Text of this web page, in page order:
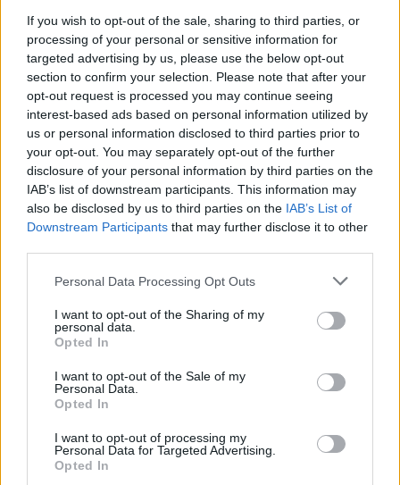
If you wish to opt-out of the sale, sharing to third parties, or
processing of your personal or sensitive information for
targeted advertising by us, please use the below opt-out
section to confirm your selection. Please note that after your
opt-out request is processed you may continue seeing
interest-based ads based on personal information utilized by
us or personal information disclosed to third parties prior to
your opt-out. You may separately opt-out of the further
disclosure of your personal information by third parties on the
IAB’s list of downstream participants. This information may
also be disclosed by us to third parties on the IAB’s List of
Downstream Participants that may further disclose it to other
Please note that this website/app uses one or more Google
not limited to your visit or usage behaviour. You may click to
grant or deny consent to Google and its third-party tags to
use your data for below specified purposes in below Google
consent section.
Personal Data Processing Opt Outs
I want to opt-out of the Sharing of my
personal data.
Opted In
I want to opt-out of the Sale of my
Personal Data.
Opted In
I want to opt-out of processing my
Personal Data for Targeted Advertising.
Opted In
syyt?
”Rullahiihtäjien tyypillisiä vammoja ovat
olkapää-, kyynärpää- ja rannekipu.”
Onko olemassa erityisiä tekniikoita tai asioita,
joihin hiihtäjien tulisi keskittyä
minimoidakseen loukkaantumisriskin
rullaluistojen aikana?
”On hyödyllistä, että sauvojen piikit ovat aina
vaivaa. Lisäksi hiihtäjien tulee keskittyä
esimerkiksi ojentajien voiman kehittämiseen
ja kehittää liikkuvuutta suurissa lihaksissa
esimerkiksi rintalihaksissa ja leveässä
selkälihaksessa. Säännöllisten yläselän
liikkuvuusharjoitusten, kuten
kiertoliikkeiden, sisällyttäminen voi myös olla
hyödyllistä.”
Onko erityisiä voima- ja kuntoiluharjoituksia,